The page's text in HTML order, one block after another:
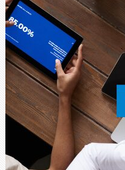
ードを切り
ることなく
うにします
密度なスキャ